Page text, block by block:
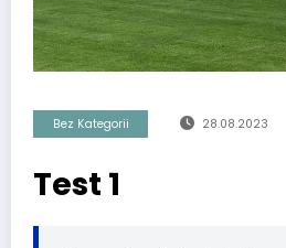
Bez Kategorii 28.08.2023
Test 1